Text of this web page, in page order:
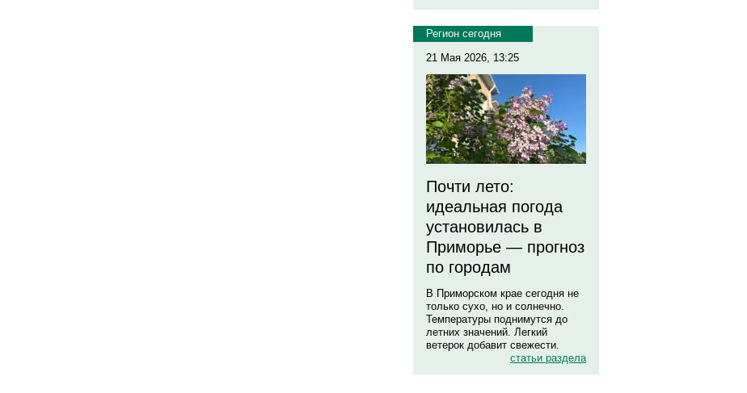
Регион сегодня
21 Мая 2026, 13:25
Почти лето:
идеальная погода
установилась в
Приморье — прогноз
по городам
В Приморском крае сегодня не
только сухо, но и солнечно.
Температуры поднимутся до
летних значений. Легкий
ветерок добавит свежести.
статьи раздела